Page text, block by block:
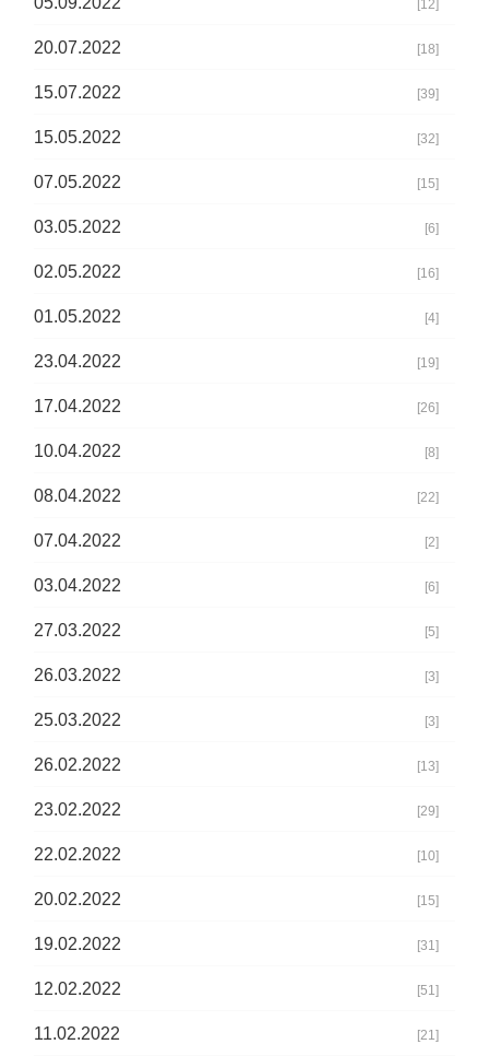
[12]
20.07.2022 [18]
15.07.2022 [39]
15.05.2022 [32]
07.05.2022 [15]
03.05.2022 [6]
02.05.2022 [16]
01.05.2022 [4]
23.04.2022 [19]
17.04.2022 [26]
10.04.2022 [8]
08.04.2022 [22]
07.04.2022 [2]
03.04.2022 [6]
27.03.2022 [5]
26.03.2022 [3]
25.03.2022 [3]
26.02.2022 [13]
23.02.2022 [29]
22.02.2022 [10]
20.02.2022 [15]
19.02.2022 [31]
12.02.2022 [51]
11.02.2022 [21]